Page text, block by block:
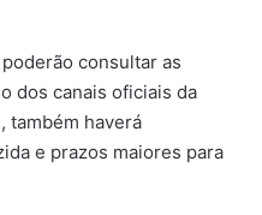
consultar as
dos canais oficiais da
também haverá
e prazos maiores para